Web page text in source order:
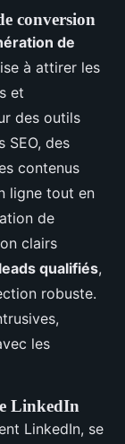
conversion
de
à attirer les
et
des outils
SEO, des
contenus
ligne tout en
de
clairs
leads qualifiés,
robuste.
les
LinkedIn
LinkedIn, se